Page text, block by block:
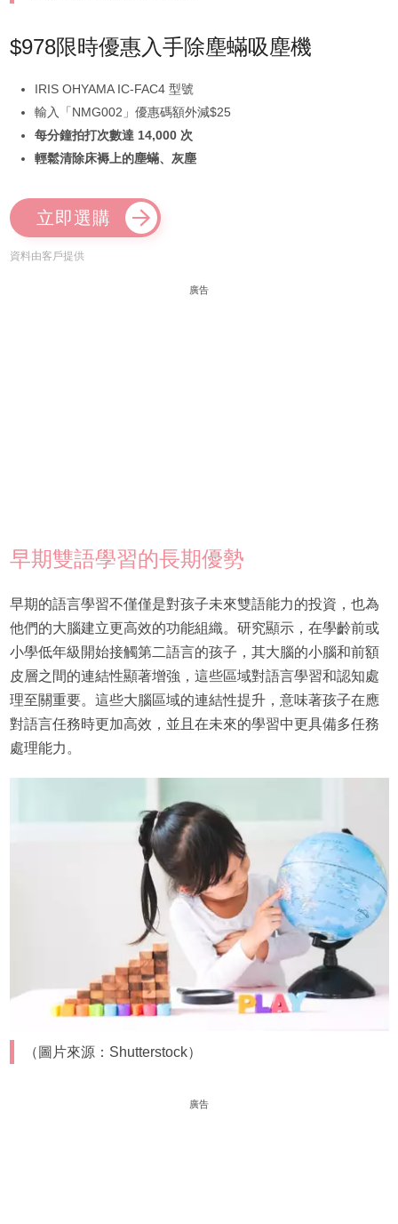
$978限時優惠入手除塵蟎吸塵機
IRIS OHYAMA IC-FAC4 型號
輸入「NMG002」優惠碼額外減$25
每分鐘拍打次數達 14,000 次
輕鬆清除床褥上的塵蟎、灰塵
立即選購
資料由客戶提供
廣告
早期雙語學習的長期優勢
早期的語言學習不僅僅是對孩子未來雙語能力的投資，也為
他們的大腦建立更高效的功能組織。研究顯示，在學齡前或
小學低年級開始接觸第二語言的孩子，其大腦的小腦和前額
皮層之間的連結性顯著增強，這些區域對語言學習和認知處
理至關重要。這些大腦區域的連結性提升，意味著孩子在應
對語言任務時更加高效，並且在未來的學習中更具備多任務
處理能力。
（圖片來源：Shutterstock）
廣告